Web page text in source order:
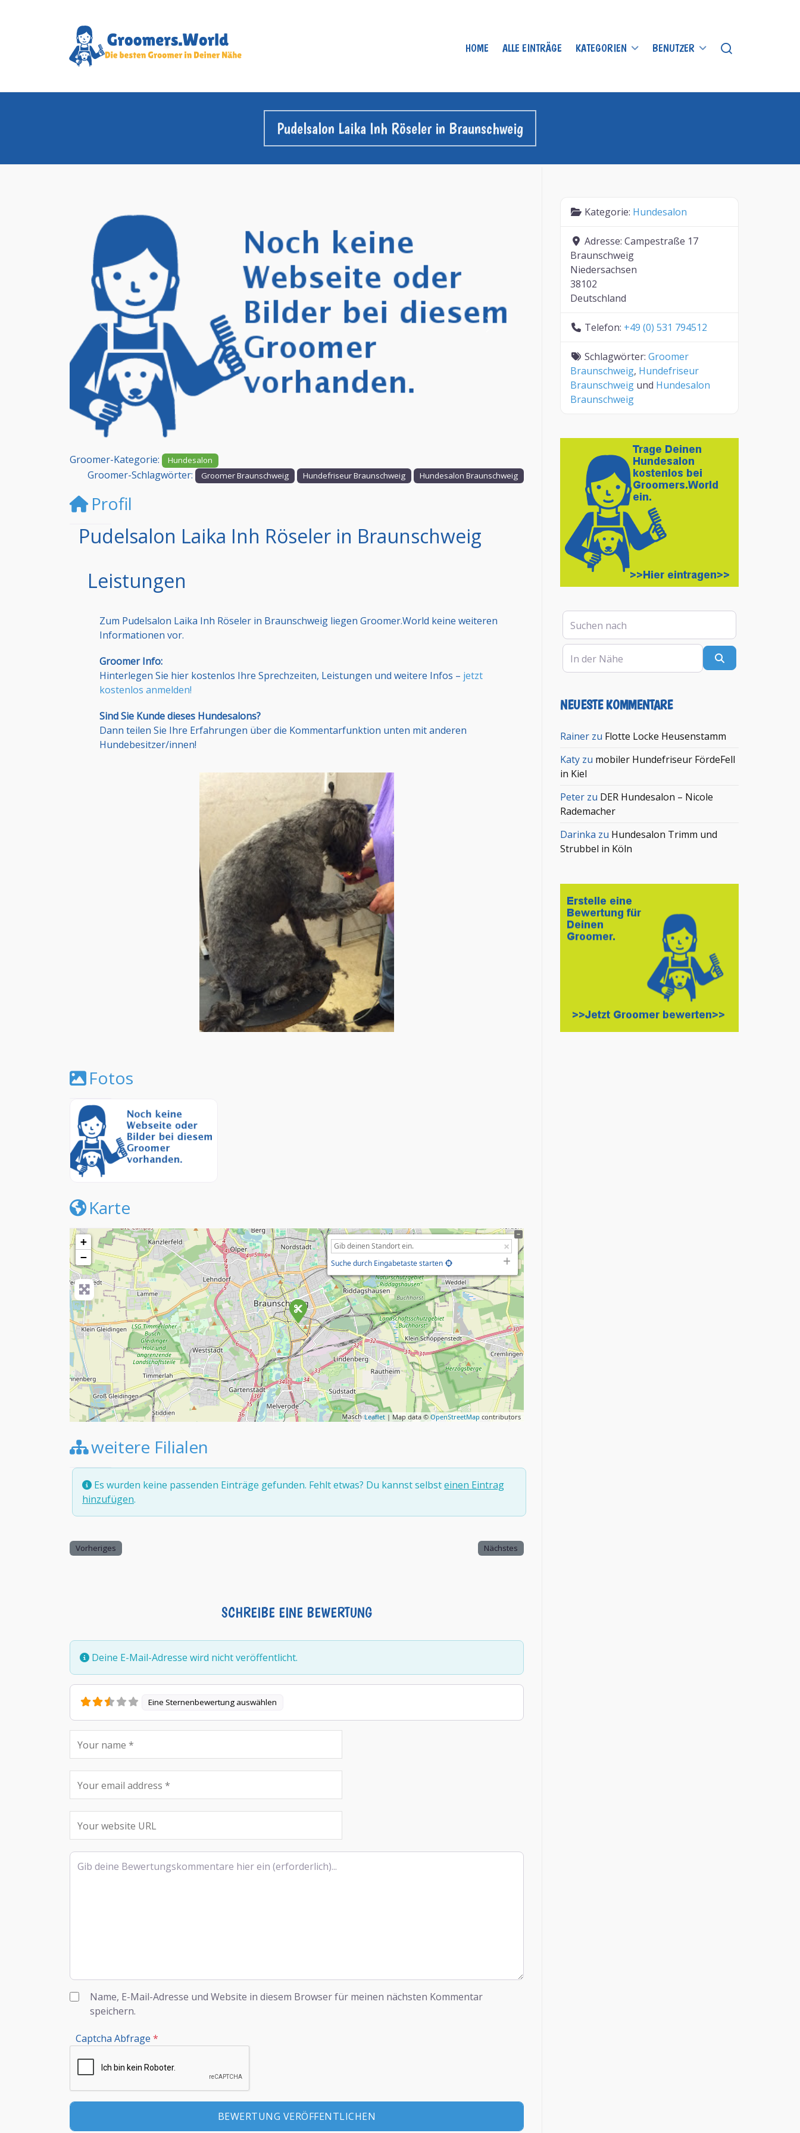
HOME ALLE EINTRÄGE KATEGORIEN BENUTZER
Pudelsalon Laika Inh Röseler in Braunschweig
Vorheriges
Groomer-Kategorie: Hundesalon
Groomer-Schlagwörter: Groomer Braunschweig Hundefriseur Braunschweig Hundesalon Braunschweig
Profil
Pudelsalon Laika Inh Röseler in Braunschweig
Leistungen
Zum Pudelsalon Laika Inh Röseler in Braunschweig liegen Groomer.World keine weiteren
Informationen vor.
Groomer Info:
Hinterlegen Sie hier kostenlos Ihre Sprechzeiten, Leistungen und weitere Infos – jetzt
kostenlos anmelden!
Sind Sie Kunde dieses Hundesalons?
Dann teilen Sie Ihre Erfahrungen über die Kommentarfunktion unten mit anderen
Hundebesitzer/innen!
Fotos
Karte
+
−
Suche durch Eingabetaste starten
Leaflet | Map data ©OpenStreetMap contributors
weitere Filialen
Es wurden keine passenden Einträge gefunden. Fehlt etwas? Du kannst selbsteinen Eintrag
hinzufügen.
Vorheriges Nächstes
SCHREIBE EINE BEWERTUNG
Deine E-Mail-Adresse wird nicht veröffentlicht.
Eine Sternenbewertung auswählen
Rezensionstext
Name, E-Mail-Adresse und Website in diesem Browser für meinen nächsten Kommentar
speichern.
Captcha Abfrage *
Kategorie: Hundesalon
Adresse:Campestraße 17
Braunschweig
Niedersachsen
38102
Deutschland
Telefon: +49 (0) 531 794512
Schlagwörter:Groomer
Braunschweig, Hundefriseur
Braunschweig und Hundesalon
Braunschweig
Suchen nach
In der Nähe
NEUESTE KOMMENTARE
Rainer zu Flotte Locke Heusenstamm
Katy zu mobiler Hundefriseur FördeFell
in Kiel
Peter zu DER Hundesalon – Nicole
Rademacher
Darinka zu Hundesalon Trimm und
Strubbel in Köln